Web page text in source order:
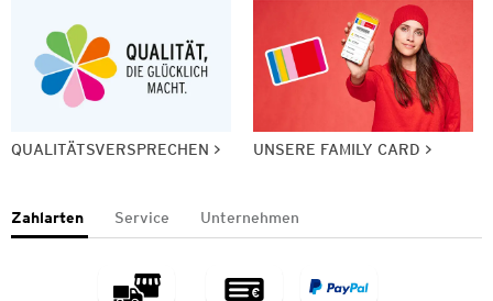
QUALITÄTSVERSPRECHEN UNSERE FAMILY CARD
Zahlarten Service Unternehmen